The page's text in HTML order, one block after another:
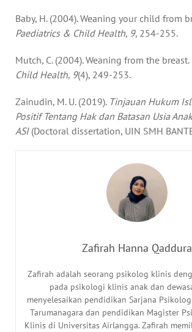
Baby, H. (2004). Weaning your child from
Paediatrics & Child Health, 9, 254-255.
Mutch, C. (2004). Weaning from the breast.
Child Health, 9(4), 249-253.
Zainudin, M. U. (2019). Tinjauan Hukum
Positif Tentang Hak dan Batasan Usia
ASI(Doctoral dissertation, UIN SMH
Zafirah Hanna Qaddura
Zafirah adalah seorang psikolog klinis
pada psikologi klinis anak dan
menyelesaikan pendidikan Sarjana
Tarumanagara dan pendidikan Magister
Klinis di Universitas Airlangga. Zafirah